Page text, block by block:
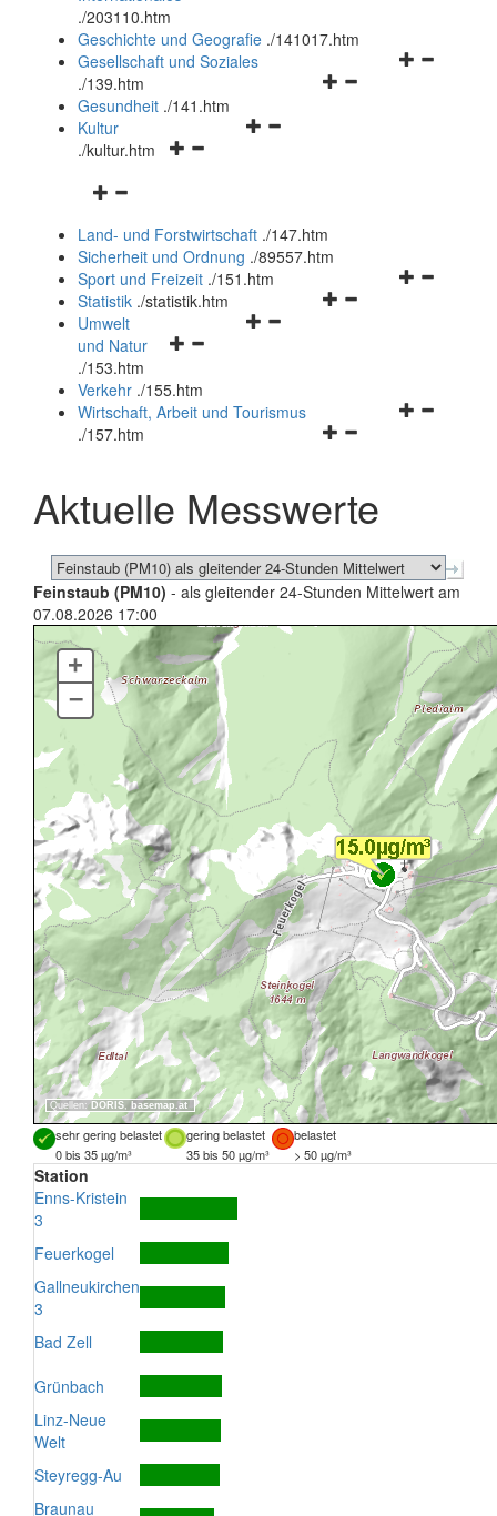
und
schließen
./203110.htm
Geschichte und Geografie ./141017.htm
Navigationsmenü
Gesellschaft und Soziales
./139.htm
Navigationsmenü
Gesundheit ./141.htm
Navigationsmenü
Kultur
./kultur.htm
Navigationsmenü
und
schließen
Land- und Forstwirtschaft ./147.htm
Sicherheit und Ordnung ./89557.htm
Navigationsmenü
Sport und Freizeit ./151.htm
Navigationsmenü
Statistik ./statistik.htm
Navigationsmenü
und
schließen
Umwelt
und Natur
./153.htm
Verkehr ./155.htm
Navigationsmenü
schließen
Wirtschaft, Arbeit und Tourismus
./157.htm
Aktuelle Messwerte
Feinstaub (PM10) - als gleitender 24-Stunden Mittelwert am
07.08.2026 17:00
Quellen: DORIS, basemap.at
+
–
sehr gering belastet gering belastet
belastet
0 bis 35 µg/m³
35 bis 50 µg/m³ > 50 µg/m³
Station
Enns-Kristein
3
Feuerkogel
Gallneukirchen
3
Bad Zell
Grünbach
Linz-Neue
Welt
Steyregg-Au
Braunau